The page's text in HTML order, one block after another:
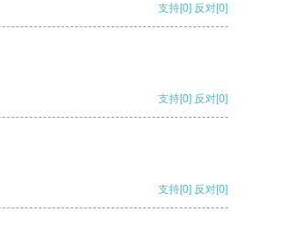
支持[0] 反对[0]
支持[0] 反对[0]
支持[0] 反对[0]